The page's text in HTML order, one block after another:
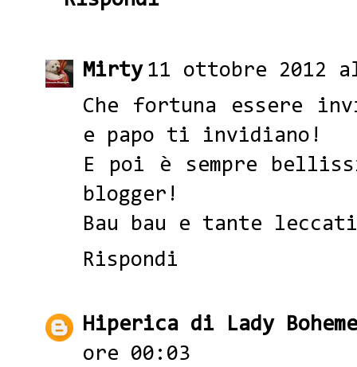
Mirty 11 ottobre 2012
Che fortuna essere
e papo ti invidiano!
E poi è sempre
blogger!
Bau bau e tante
Rispondi
Hiperica di Lady Boheme
ore 00:03